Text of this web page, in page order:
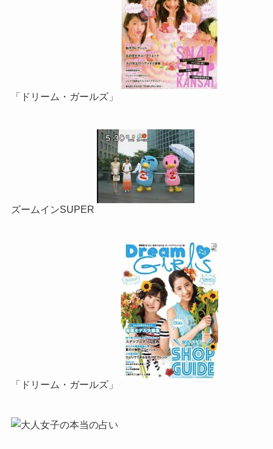
「ドリーム・ガールズ」
ズームインSUPER
「ドリーム・ガールズ」